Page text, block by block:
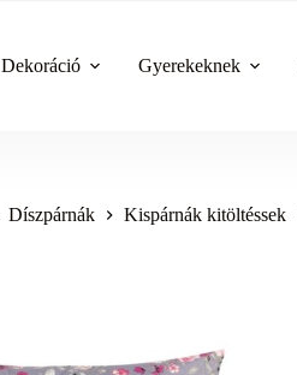
Dekoráció Gyerekeknek
Díszpárnák Kispárnák kitöltéssek